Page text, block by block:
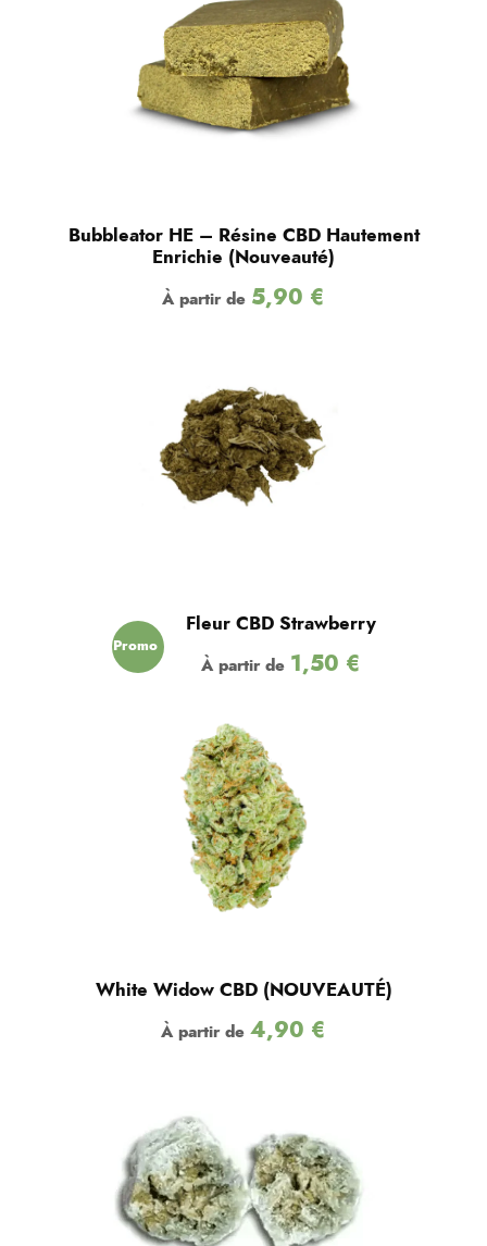
Bubbleator HE – Résine CBD Hautement
Enrichie (Nouveauté)
À partir de 5,90 €
Promo
Fleur CBD Strawberry
À partir de 1,50 €
White Widow CBD (NOUVEAUTÉ)
À partir de 4,90 €